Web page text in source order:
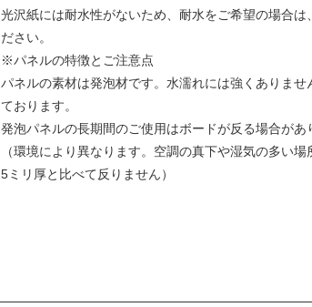
光沢紙には耐水性がないため、耐水をご希望の場合
ださい。
※パネルの特徴とご注意点
パネルの素材は発泡材です。水濡れには強くありま
ております。
発泡パネルの長期間のご使用はボードが反る場合があ
（環境により異なります。空調の真下や湿気の多い
5ミリ厚と比べて反りません）